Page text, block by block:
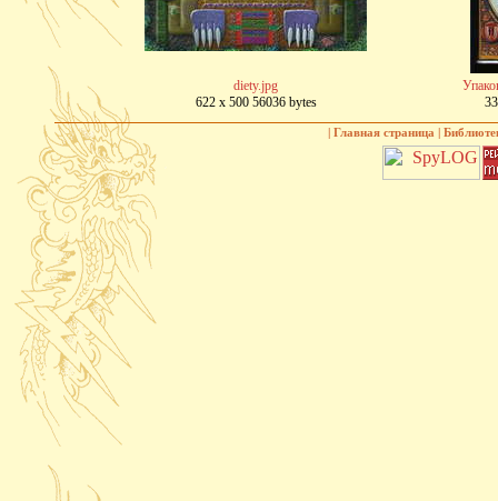
diety.jpg
622 x 500 56036 bytes
| Главная страница |